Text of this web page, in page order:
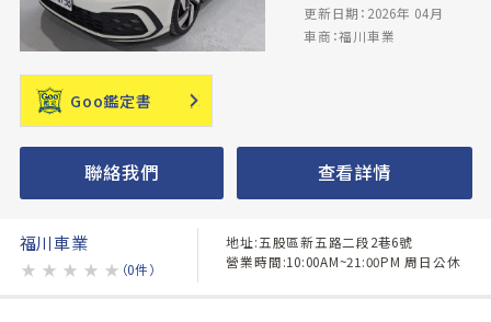
更新日期：2026年 04月
車商：福川車業
Goo鑑定書
聯絡我們 查看詳情
福川車業
★ ★ ★ ★ ★ （0件）
地址:五股區新五路二段2巷6號
營業時間:10:00AM~21:00PM 周日公休